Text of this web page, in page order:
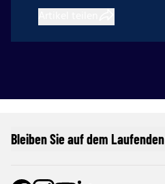
Bleiben Sie auf dem Laufenden